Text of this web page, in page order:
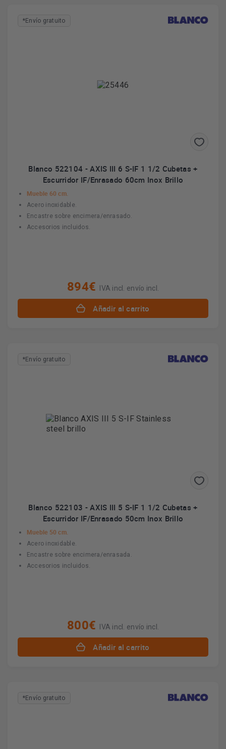
*Envío gratuito
Blanco 522104 - AXIS III 6 S-IF 1 1/2 Cubetas +
Escurridor IF/Enrasado 60cm Inox Brillo
Mueble 60 cm.
Acero inoxidable.
Encastre sobre encimera/enrasado.
Accesorios incluidos.
894€ IVA incl. envío incl.
Añadir al carrito
*Envío gratuito
Blanco 522103 - AXIS III 5 S-IF 1 1/2 Cubetas +
Escurridor IF/Enrasado 50cm Inox Brillo
Mueble 50 cm.
Acero inoxidable.
Encastre sobre encimera/enrasada.
Accesorios incluidos.
800€ IVA incl. envío incl.
Añadir al carrito
*Envío gratuito